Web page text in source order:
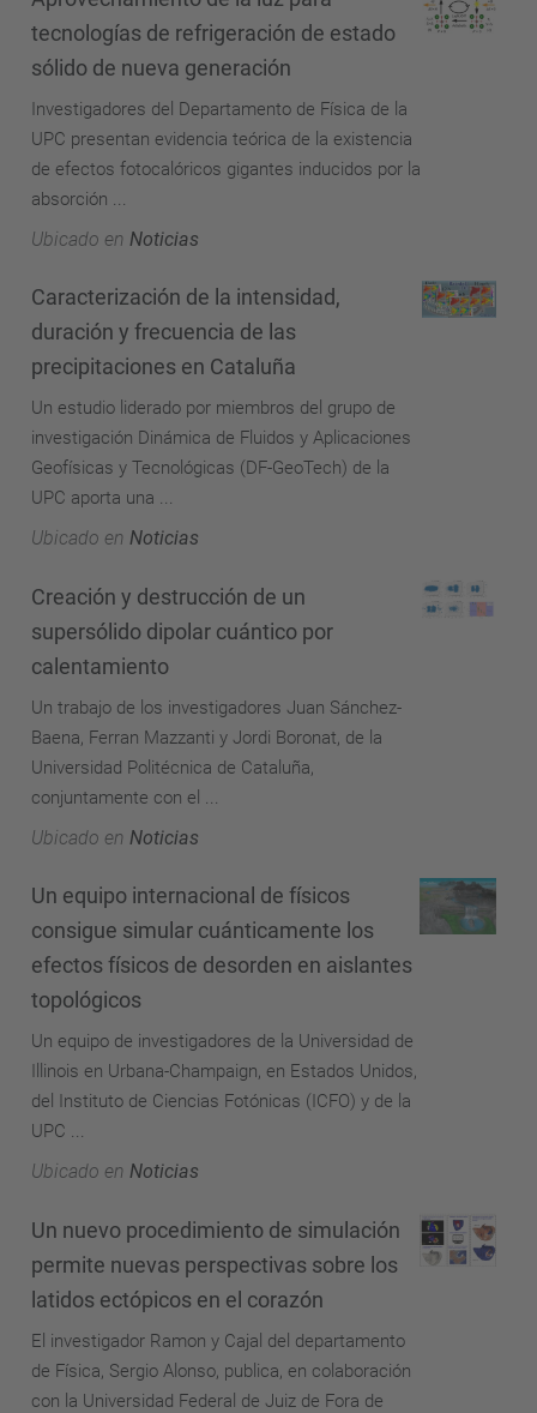
tecnologías de refrigeración de estado
sólido de nueva generación
Investigadores del Departamento de Física de la
UPC presentan evidencia teórica de la existencia
de efectos fotocalóricos gigantes inducidos por la
absorción ...
Ubicado en Noticias
Caracterización de la intensidad,
duración y frecuencia de las
precipitaciones en Cataluña
Un estudio liderado por miembros del grupo de
investigación Dinámica de Fluidos y Aplicaciones
Geofísicas y Tecnológicas (DF-GeoTech) de la
UPC aporta una ...
Ubicado en Noticias
Creación y destrucción de un
supersólido dipolar cuántico por
calentamiento
Un trabajo de los investigadores Juan Sánchez-
Baena, Ferran Mazzanti y Jordi Boronat, de la
Universidad Politécnica de Cataluña,
conjuntamente con el ...
Ubicado en Noticias
Un equipo internacional de físicos
consigue simular cuánticamente los
efectos físicos de desorden en aislantes
topológicos
Un equipo de investigadores de la Universidad de
Illinois en Urbana-Champaign, en Estados Unidos,
del Instituto de Ciencias Fotónicas (ICFO) y de la
UPC ...
Ubicado en Noticias
Un nuevo procedimiento de simulación
permite nuevas perspectivas sobre los
latidos ectópicos en el corazón
El investigador Ramon y Cajal del departamento
de Física, Sergio Alonso, publica, en colaboración
con la Universidad Federal de Juiz de Fora de